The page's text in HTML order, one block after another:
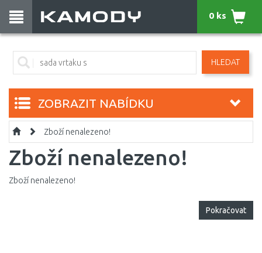
HLEDAT
0 ks
ZOBRAZIT NABÍDKU
Zboží nenalezeno!
Zboží nenalezeno!
Zboží nenalezeno!
Pokračovat